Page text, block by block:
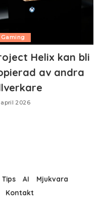
Gaming
Helix kan bli
av andra
april 2026
Tips AI
Mjukvara
Kontakt